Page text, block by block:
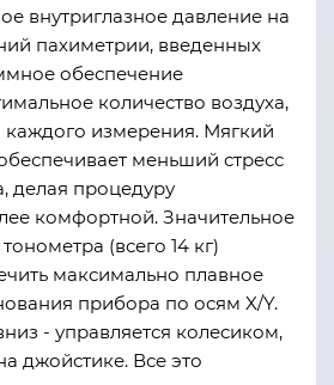
внутриглазное давление на
пахиметрии, введенных
обеспечение
количество воздуха,
измерения. Мягкий
меньший стресс
делая процедуру
комфортной. Значительное
(всего 14 кг)
максимально плавное
прибора по осям X/Y.
- управляется колесиком,
джойстике. Все это